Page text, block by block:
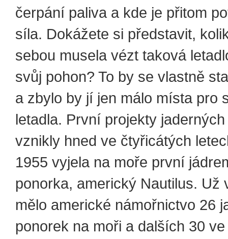
čerpání paliva a kde je přitom
síla. Dokážete si představit,
sebou musela vézt taková
svůj pohon? To by se vlastně
a zbylo by jí jen málo místa pro
letadla. První projekty
vznikly hned ve čtyřicátých
1955 vyjela na moře první
ponorka, americký Nautilus. Už
mělo americké námořnictvo 26
ponorek na moři a dalších 30